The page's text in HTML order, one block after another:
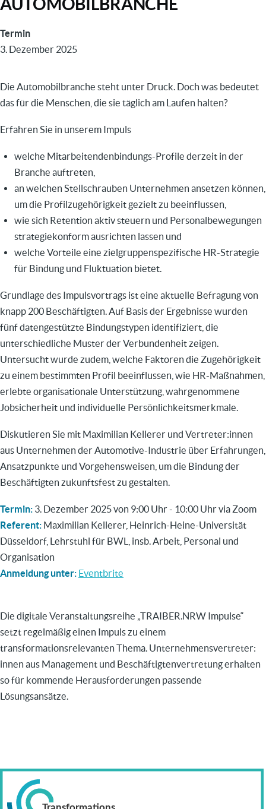
AUTOMOBILBRANCHE
Termin
3. Dezember 2025
Die Automobilbranche steht unter Druck. Doch was bedeutet
das für die Menschen, die sie täglich am Laufen halten?
Erfahren Sie in unserem Impuls
welche Mitarbeitendenbindungs-Profile derzeit in der
Branche auftreten,
an welchen Stellschrauben Unternehmen ansetzen können,
um die Profilzugehörigkeit gezielt zu beeinflussen,
wie sich Retention aktiv steuern und Personalbewegungen
strategiekonform ausrichten lassen und
welche Vorteile eine zielgruppenspezifische HR-Strategie
für Bindung und Fluktuation bietet.
Grundlage des Impulsvortrags ist eine aktuelle Befragung von
knapp 200 Beschäftigten. Auf Basis der Ergebnisse wurden
fünf datengestützte Bindungstypen identifiziert, die
unterschiedliche Muster der Verbundenheit zeigen.
Untersucht wurde zudem, welche Faktoren die Zugehörigkeit
zu einem bestimmten Profil beeinflussen, wie HR-Maßnahmen,
erlebte organisationale Unterstützung, wahrgenommene
Jobsicherheit und individuelle Persönlichkeitsmerkmale.
Diskutieren Sie mit Maximilian Kellerer und Vertreter:innen
aus Unternehmen der Automotive-Industrie über Erfahrungen,
Ansatzpunkte und Vorgehensweisen, um die Bindung der
Beschäftigten zukunftsfest zu gestalten.
Termin: 3. Dezember 2025 von 9:00 Uhr - 10:00 Uhr via Zoom
Referent: Maximilian Kellerer, Heinrich-Heine-Universität
Düsseldorf, Lehrstuhl für BWL, insb. Arbeit, Personal und
Organisation
Anmeldung unter: Eventbrite
Die digitale Veranstaltungsreihe „TRAIBER.NRW Impulse“
setzt regelmäßig einen Impuls zu einem
transformationsrelevanten Thema. Unternehmensvertreter:
innen aus Management und Beschäftigtenvertretung erhalten
so für kommende Herausforderungen passende
Lösungsansätze.